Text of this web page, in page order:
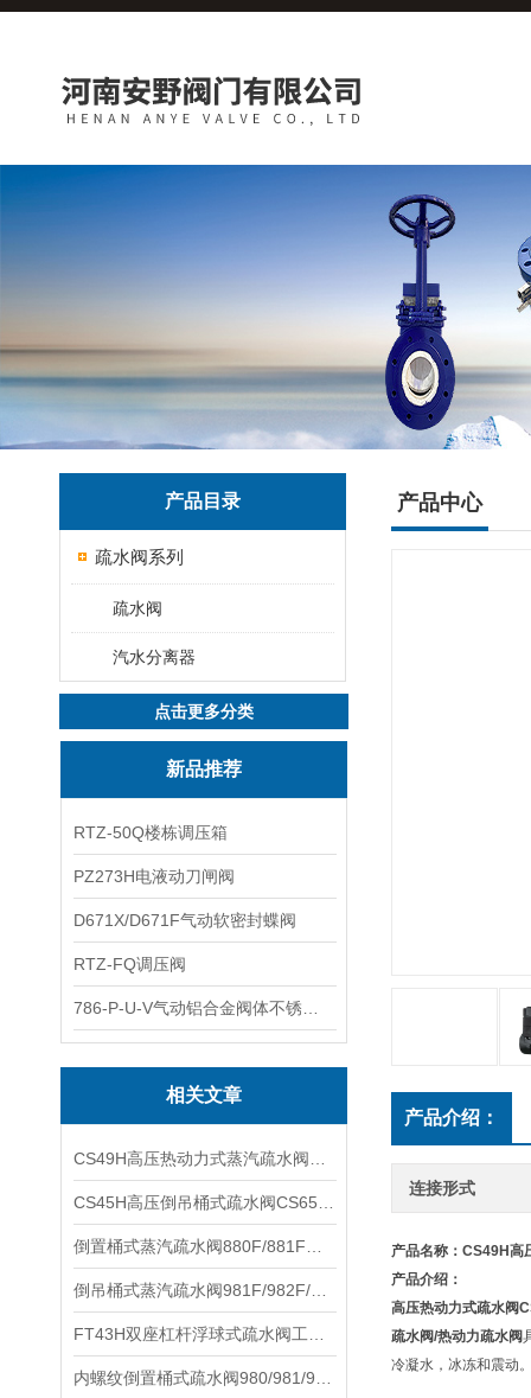
产品目录
疏水阀系列
疏水阀
汽水分离器
点击更多分类
新品推荐
RTZ-50Q楼栋调压箱
PZ273H电液动刀闸阀
D671X/D671F气动软密封蝶阀
RTZ-FQ调压阀
相关文章
产品中心
产品介绍：
连接形式
产品名称：CS49H高
产品介绍：
高压热动力式疏水阀
疏水阀/热动力疏水阀
冷凝水，冰冻和震动